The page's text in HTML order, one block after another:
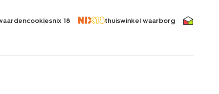
cookiesnix 18 thuiswinkel waarborg